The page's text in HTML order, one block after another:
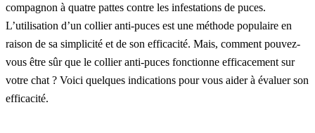
compagnon à quatre pattes contre les infestations de puces.
L’utilisation d’un collier anti-puces est une méthode populaire en
raison de sa simplicité et de son efficacité. Mais, comment pouvez-
vous être sûr que le collier anti-puces fonctionne efficacement sur
votre chat ? Voici quelques indications pour vous aider à évaluer son
efficacité.